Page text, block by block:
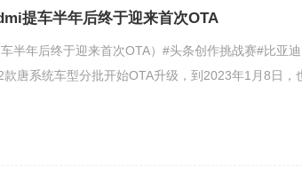
提车半年后终于迎来首次OTA
半年后终于迎来首次OTA）#头条创作挑战赛#比亚迪
唐系统车型分批开始OTA升级，到2023年1月8日，